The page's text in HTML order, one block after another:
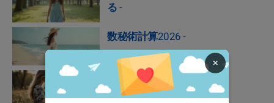
る-
数秘術計算2026-
中国の星座計算毎日
×